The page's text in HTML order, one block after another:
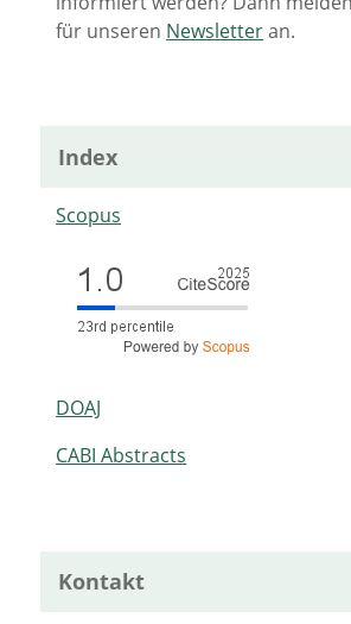
für unseren Newsletteran.
Index
Scopus
DOAJ
CABI Abstracts
Kontakt